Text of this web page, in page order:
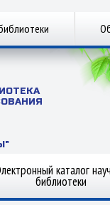
каталог
библиотеки